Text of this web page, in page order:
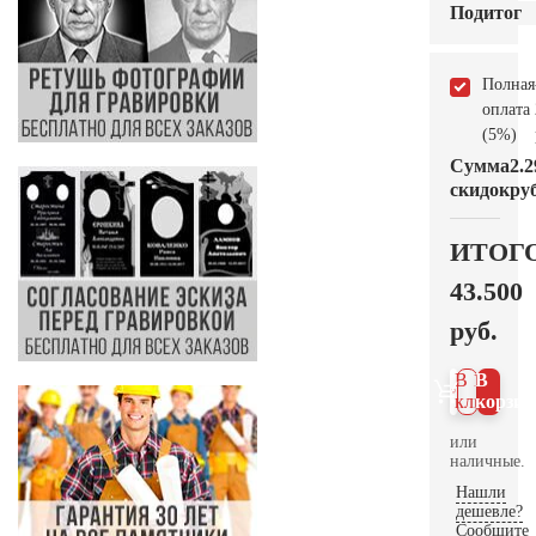
Подитог
Полная
оплата
(5%)
Сумма
скидок
43.500
руб.
В
В 1
клик
или
наличные.
Нашли
дешевле?
Сообщите